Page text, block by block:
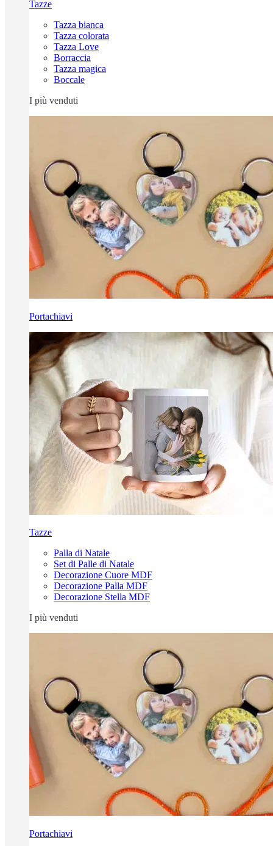
Tazze
Tazza bianca
Tazza colorata
Tazza Love
Borraccia
Tazza magica
Boccale
I più venduti
Portachiavi
Tazze
Palla di Natale
Set di Palle di Natale
Decorazione Cuore MDF
Decorazione Palla MDF
Decorazione Stella MDF
I più venduti
Portachiavi